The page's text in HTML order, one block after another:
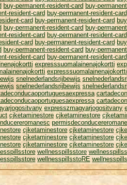
buy-permanent-resident-card buy-
resident-card buy-permanent-resident-card
card buy-permanent-resident-card
buy-permanent-resident-card buy-
resident-card buy-permanent-resident-card
card buy-permanent-resident-card
buy-permanent-resident-card buy-
resident-card buy-permanent-resident-card
expresssuomalainenajokortti
expresssuomalainenajokortti
snelnederlandsrijbewijs
snelnederlandsrijbewijs
expresszmagyarjogositvany
cjketaminestore cjketaminestore
cjketaminestore cjketaminestore
cjketaminestore cjketaminestore
cjketaminestore cjketaminestore
wellnesspillsstore
wellnesspillsstoRE